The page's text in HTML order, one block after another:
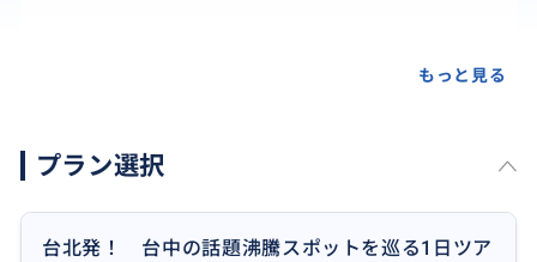
もっと見る
プラン選択
台北発！ 台中の話題沸騰スポットを巡る1日ツア